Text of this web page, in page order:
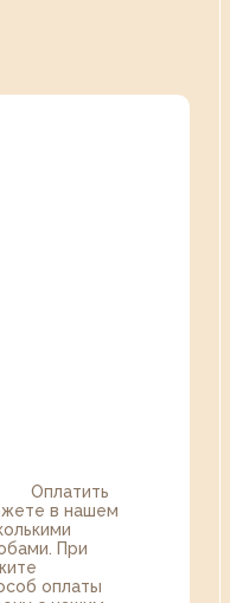
Оплатить
в нашем
При
оплаты